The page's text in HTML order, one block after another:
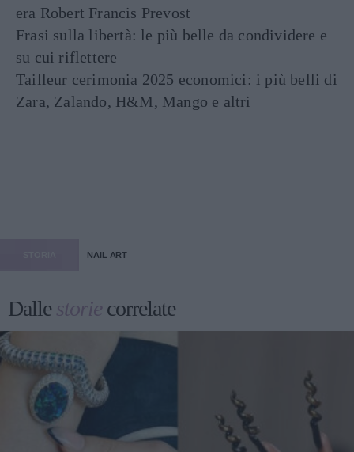
era Robert Francis Prevost
Frasi sulla libertà: le più belle da condividere e
su cui riflettere
Tailleur cerimonia 2025 economici: i più belli di
Zara, Zalando, H&M, Mango e altri
NAIL ART
Dallestorie correlate